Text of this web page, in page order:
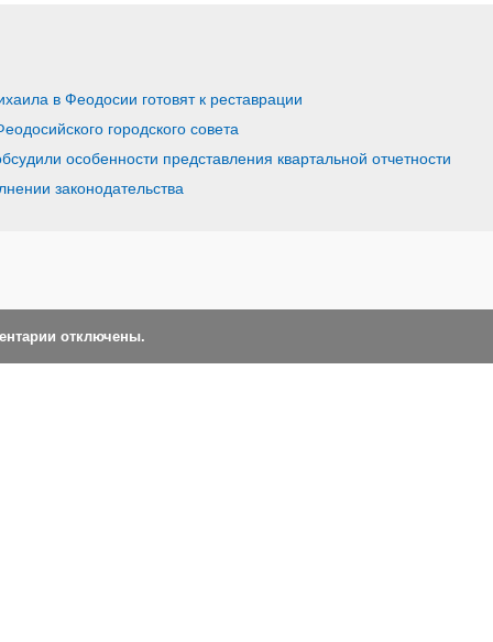
в Феодосии готовят к реставрации
городского совета
особенности представления квартальной отчетности
законодательства
отключены.